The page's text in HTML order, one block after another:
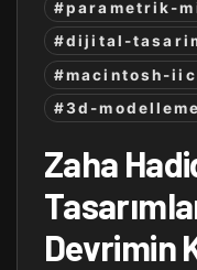
#parametrik-
#dijital-
#macintosh-
#3d-modelleme
Zaha
Devrimin